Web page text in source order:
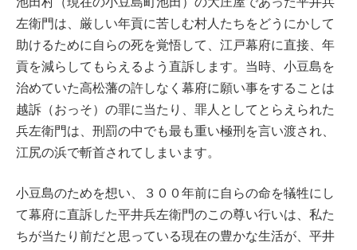
左衛門は、厳しい年貢に苦しむ村人たちをどうにかして
助けるために自らの死を覚悟して、江戸幕府に直接、年
貢を減らしてもらえるよう直訴します。当時、小豆島を
治めていた高松藩の許しなく幕府に願い事をすることは
越訴（おっそ）の罪に当たり、罪人としてとらえられた
兵左衛門は、刑罰の中でも最も重い極刑を言い渡され、
江尻の浜で斬首されてしまいます。
小豆島のためを想い、３００年前に自らの命を犠牲にし
て幕府に直訴した平井兵左衛門のこの尊い行いは、私た
ちが当たり前だと思っている現在の豊かな生活が、平井